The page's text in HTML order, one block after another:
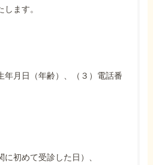
ます。
年月日（年齢）、（３）電話番
に初めて受診した日）、